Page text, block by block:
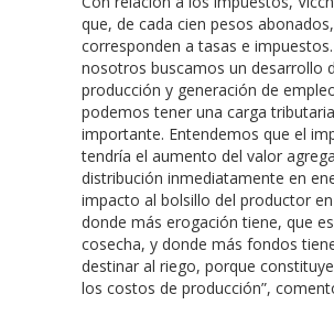
que, de cada cien pesos
corresponden a tasas e impuestos.
nosotros buscamos un desarrollo
producción y generación de
podemos tener una carga
importante. Entendemos que el
tendría el aumento del valor
distribución inmediatamente en
impacto al bolsillo del productor
donde más erogación tiene, que
cosecha, y donde más fondos
destinar al riego, porque
los costos de producción”,